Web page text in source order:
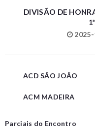
DIVISÃO DE
ACD SÃO JOÃO
ACM MADEIRA
Parciais do Encontro